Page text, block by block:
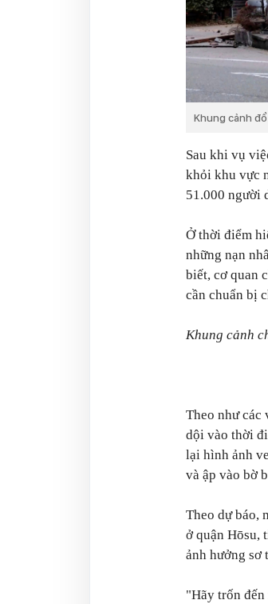
Khung cảnh
Sau khi vụ
khỏi khu vực
51.000 người
Ở thời điểm
những nạn
biết, cơ quan
cần chuẩn bị
Khung cảnh
Theo như các
dội vào thời
lại hình ảnh
và ập vào bờ
Theo dự báo,
ở quận Hōsu,
ảnh hưởng sơ
"Hãy trốn